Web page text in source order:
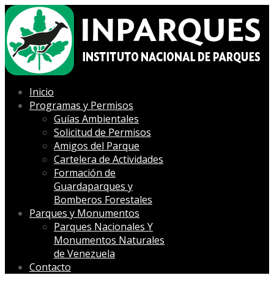
Inicio
Programas y Permisos
Guías Ambientales
Solicitud de Permisos
Amigos del Parque
Cartelera de Actividades
Formación de
Guardaparques y
Bomberos Forestales
Parques y Monumentos
Parques Nacionales Y
Monumentos Naturales
de Venezuela
Contacto